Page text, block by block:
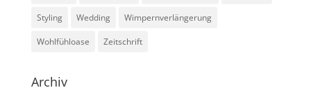
Styling Wedding Wimpernverlängerung
Wohlfühloase Zeitschrift
Archiv